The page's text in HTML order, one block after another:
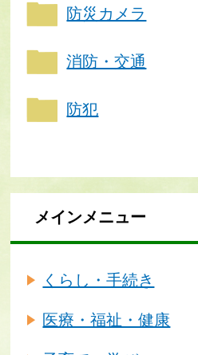
防災カメラ
消防・交通
防犯
メインメニュー
くらし・手続き
医療・福祉・健康